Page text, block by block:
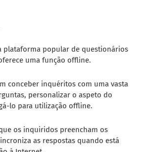
plataforma popular de questionários
uma função offline.
conceber inquéritos com uma vasta
personalizar o aspeto do
lo para utilização offline.
os inquiridos preencham os
as respostas quando está